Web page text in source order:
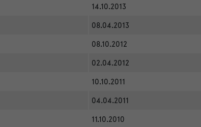
14.10.2013
08.04.2013
08.10.2012
02.04.2012
10.10.2011
04.04.2011
11.10.2010